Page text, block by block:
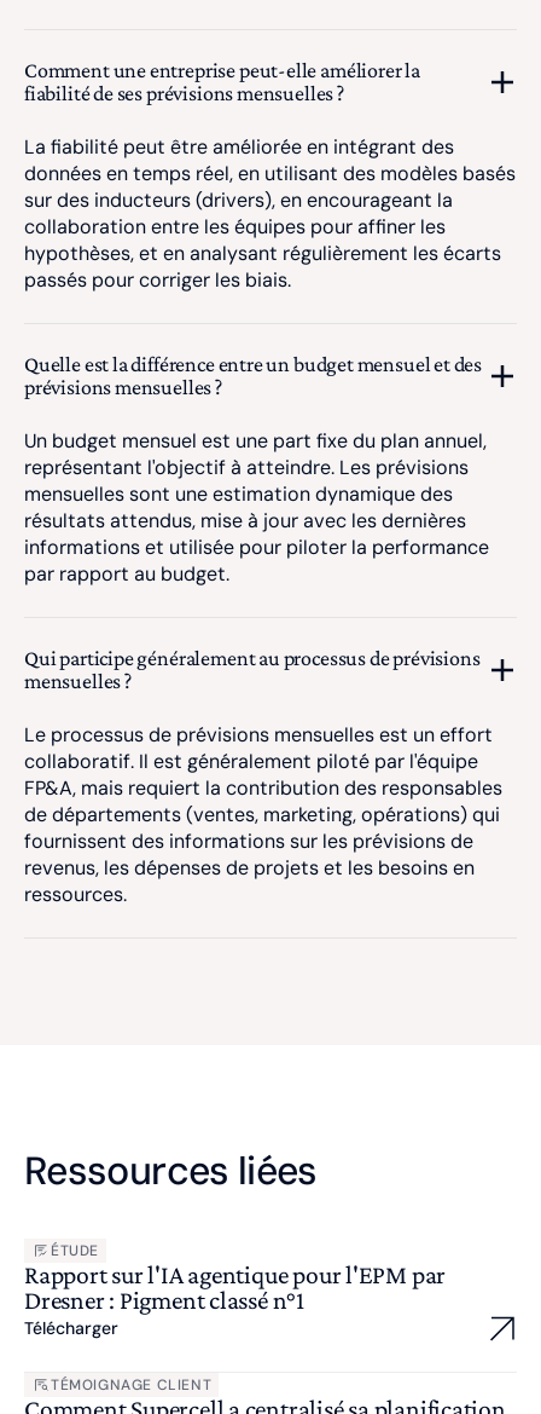
Comment une entreprise peut-elle améliorer la
fiabilité de ses prévisions mensuelles ?
La fiabilité peut être améliorée en intégrant des
données en temps réel, en utilisant des modèles basés
sur des inducteurs (drivers), en encourageant la
collaboration entre les équipes pour affiner les
hypothèses, et en analysant régulièrement les écarts
passés pour corriger les biais.
Quelle est la différence entre un budget mensuel et des
prévisions mensuelles ?
Un budget mensuel est une part fixe du plan annuel,
représentant l'objectif à atteindre. Les prévisions
mensuelles sont une estimation dynamique des
résultats attendus, mise à jour avec les dernières
informations et utilisée pour piloter la performance
par rapport au budget.
Qui participe généralement au processus de prévisions
mensuelles ?
Le processus de prévisions mensuelles est un effort
collaboratif. Il est généralement piloté par l'équipe
FP&A, mais requiert la contribution des responsables
de départements (ventes, marketing, opérations) qui
fournissent des informations sur les prévisions de
revenus, les dépenses de projets et les besoins en
ressources.
Ressources liées
ÉTUDE
Rapport sur l'IA agentique pour l'EPM par
Dresner : Pigment classé n°1
Télécharger
TÉMOIGNAGE CLIENT